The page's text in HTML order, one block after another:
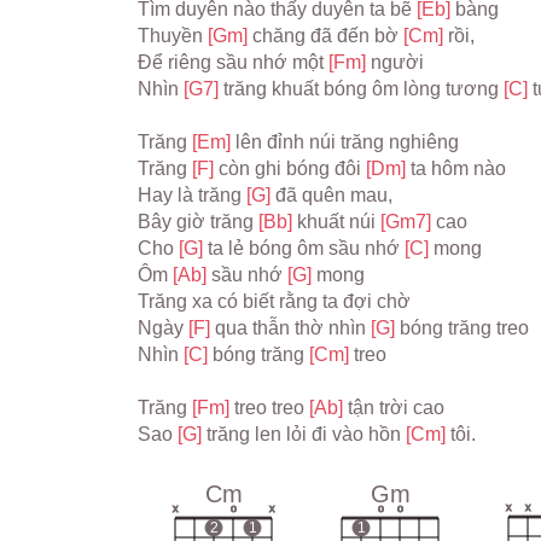
Tìm duyên nào thấy duyên ta bẽ [Eb] bàng
Thuyền [Gm] chăng đã đến bờ [Cm] rồi,
Để riêng sầu nhớ một [Fm] người
Nhìn [G7] trăng khuất bóng ôm lòng tương [C]
Trăng [Em] lên đỉnh núi trăng nghiêng
Trăng [F] còn ghi bóng đôi [Dm] ta hôm nào
Hay là trăng [G] đã quên mau,
Bây giờ trăng [Bb] khuất núi [Gm7] cao
Cho [G] ta lẻ bóng ôm sầu nhớ [C] mong
Ôm [Ab] sầu nhớ [G] mong
Trăng xa có biết rằng ta đợi chờ
Ngày [F] qua thẫn thờ nhìn [G] bóng trăng treo
Nhìn [C] bóng trăng [Cm] treo
Trăng [Fm] treo treo [Ab] tận trời cao
Sao [G] trăng len lỏi đi vào hồn [Cm] tôi.
Cm
x
2
o
1
x
Gm
1
o o x x